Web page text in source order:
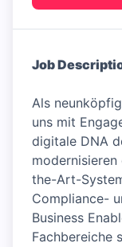
Job
Als
uns mit
digitale DNA
the-Art-
Compliance-
Business
Fachbereiche